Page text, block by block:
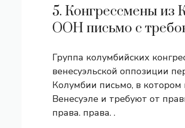
5. Конгрессмены из
ООН письмо с
Группа колумбийских
венесуэльской оппозиции
Колумбии письмо, в
Венесуэле и требуют от
права. права. .